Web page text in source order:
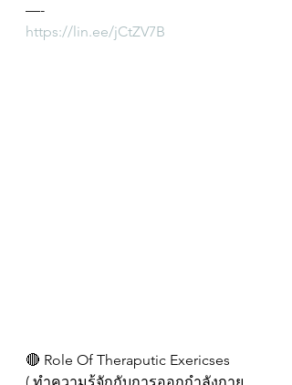
—-
https://lin.ee/jCtZV7B
🔴 Role Of Theraputic Exericses